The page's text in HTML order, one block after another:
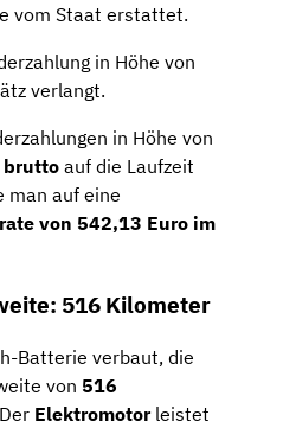
vom Staat erstattet.
in Höhe von
verlangt.
in Höhe von
brutto auf die Laufzeit
man auf eine
von 542,13 Euro im
516 Kilometer
Batterie verbaut, die
von 516
Elektromotorleistet